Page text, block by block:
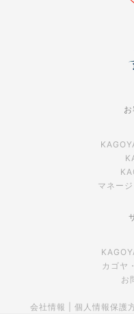
マネー
カゴヤ
お
会社情報 個人情報保護